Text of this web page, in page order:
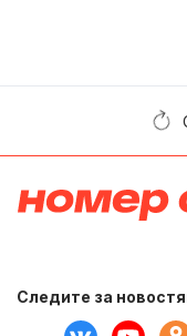
Следите за